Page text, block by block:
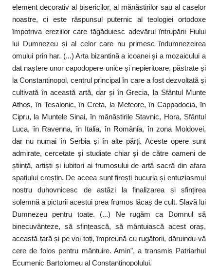
element decorativ al bisericilor, al mănăstirilor sau al caselor
noastre, ci este răspunsul puternic al teologiei ortodoxe
împotriva ereziilor care tăgăduiesc adevărul întrupării Fiului
lui Dumnezeu și al celor care nu primesc îndumnezeirea
omului prin har. (...) Arta bizantină a icoanei și a mozaicului a
dat naștere unor capodopere unice și nepieritoare, păstrate și
la Constantinopol, centrul principal în care a fost dezvoltată și
cultivată în această artă, dar și în Grecia, la Sfântul Munte
Athos, în Tesalonic, în Creta, la Meteore, în Cappadocia, în
Cipru, la Muntele Sinai, în mănăstirile Stavnic, Hora, Sfântul
Luca, în Ravenna, în Italia, în România, în zona Moldovei,
dar nu numai în Serbia și în alte părți. Aceste opere sunt
admirate, cercetate și studiate chiar și de către oameni de
știință, artiști și iubitori ai frumosului de artă sacră din afara
spațiului creștin. De aceea sunt firești bucuria și entuziasmul
nostru duhovnicesc de astăzi la finalizarea și sfințirea
solemnă a picturii acestui prea frumos lăcaș de cult. Slavă lui
Dumnezeu pentru toate. (...) Ne rugăm ca Domnul să
binecuvânteze, să sfințească, să mântuiască acest oraș,
această țară și pe voi toți, împreună cu rugătorii, dăruindu-vă
cere de folos pentru mântuire. Amin", a transmis Patriarhul
Ecumenic Bartolomeu al Constantinopolului.